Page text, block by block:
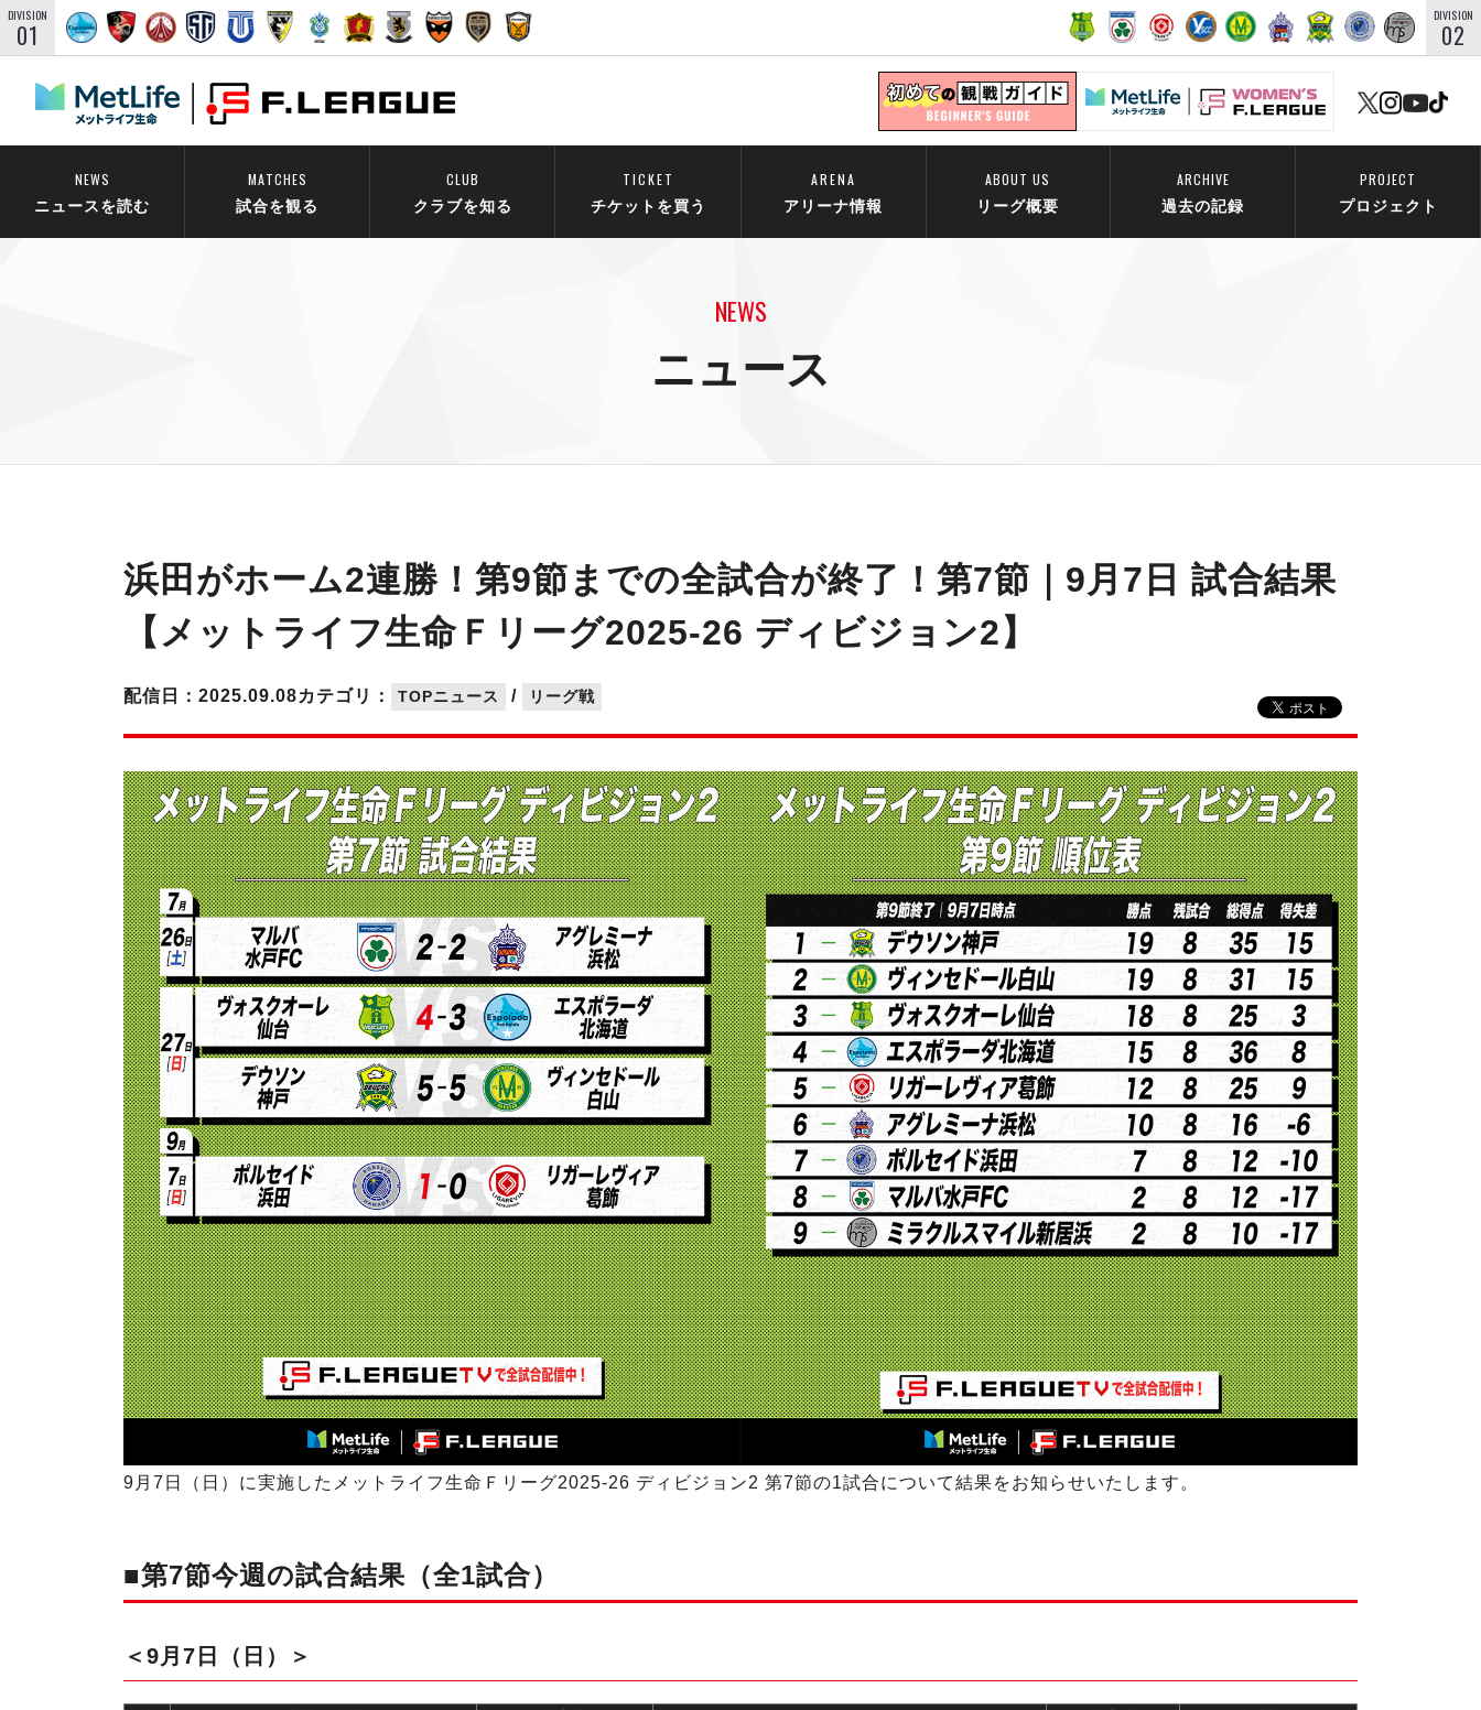
DIVISION
01
DIVISION
02
NEWS
ニュースを読む
MATCHES
試合を観る
CLUB
クラブを知る
TICKET
チケットを買う
ARENA
アリーナ情報
ABOUT US
リーグ概要
ARCHIVE
過去の記録
PROJECT
プロジェクト
NEWS
ニュース
浜田がホーム2連勝！第9節までの全試合が終了！第7節｜9月7日 試合結果
【メットライフ生命Ｆリーグ2025-26 ディビジョン2】
カテゴリ： TOPニュース / リーグ戦
配信日：2025.09.08
9月7日（日）に実施したメットライフ生命Ｆリーグ2025-26 ディビジョン2 第7節の1試合について結果をお知らせいたします。
■第7節今週の試合結果（全1試合）
＜9月7日（日）＞